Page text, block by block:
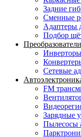
Задние
Сменные
Адаптеры
Подбор
Сетевые
FM
Зарядные
Пылесосы